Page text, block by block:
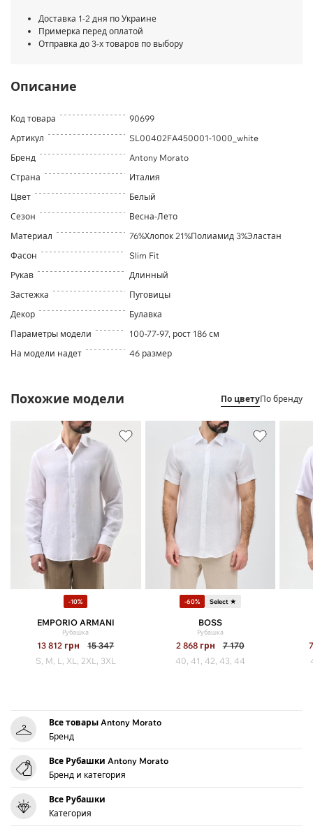
Доставка 1-2 дня по Украине
Примерка перед оплатой
Отправка до 3-х товаров по выбору
Описание
Код товара
90699
Артикул
SL00402FA450001-1000_white
Бренд
Antony Morato
Страна
Италия
Цвет
Белый
Сезон
Весна-Лето
Материал
76%Хлопок 21%Полиамид 3%Эластан
Фасон
Slim Fit
Рукав
Длинный
Застежка
Пуговицы
Декор
Булавка
Параметры модели
100-77-97, рост 186 см
На модели надет
46 размер
Похожие модели По цветуПо бренду
-10%
EMPORIO ARMANI
Рубашка
13 812 грн
15 347
S, M, L, XL, 2XL, 3XL
-60% Select ★
BOSS
Рубашка
2 868 грн
7 170
40, 41, 42, 43, 44
Все товары Antony Morato
Бренд
Все Рубашки Antony Morato
Бренд и категория
Все Рубашки
Категория